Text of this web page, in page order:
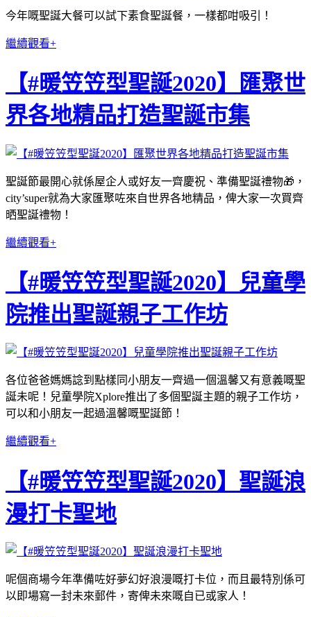
今年嘅聖誕大餐可以試下素食聖誕餐，一樣都咁吸引！
繼續觀看+
【#暖笠笠型聖誕2020】匯聚世
界各地精品打造聖誕市集
聖誕節最開心就係屋企人或好友一齊慶祝、準備聖誕禮物🎁，
city’super就為大家匯聚咗來自世界各地精品，俾大家一次買齊
晒聖誕禮物！
繼續觀看+
【#暖笠笠型聖誕2020】兒童學
院推出聖誕親子工作坊
各位爸爸媽媽諗到點樣同小朋友一齊過一個溫馨又有意義嘅聖
誕未呢！兒童學院Xplore推出了多個聖誕主題的親子工作坊，
可以和小朋友一起過溫馨嘅聖誕節！
繼續觀看+
【#暖笠笠型聖誕2020】聖誕浪
漫打卡聖地
呢個商場今年準備咗好夢幻好浪漫嘅打卡位，而且最特別係可
以即場寫一封未來郵件，寄俾未來嘅自已或家人！